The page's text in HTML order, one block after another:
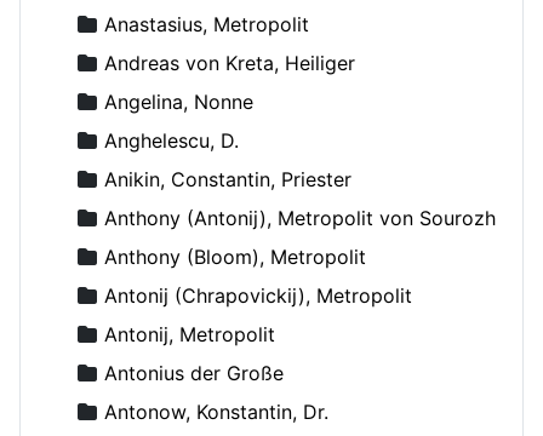
Anastasius, Metropolit
Andreas von Kreta, Heiliger
Angelina, Nonne
Anghelescu, D.
Anikin, Constantin, Priester
Anthony (Antonij), Metropolit von Sourozh
Anthony (Bloom), Metropolit
Antonij (Chrapovickij), Metropolit
Antonij, Metropolit
Antonius der Große
Antonow, Konstantin, Dr.